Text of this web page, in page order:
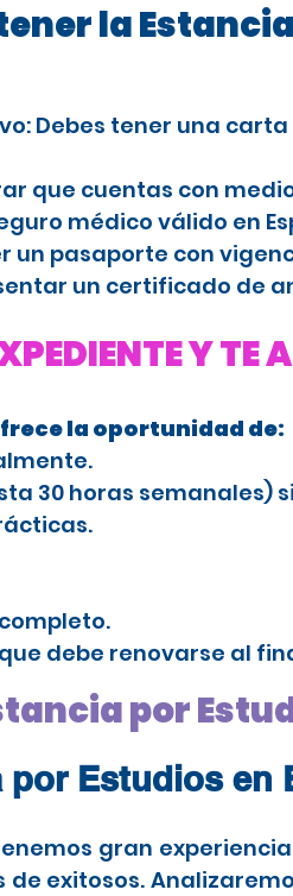
la
Debes tener una
que cuentas con
médico válido en
un pasaporte con
un certificado de
Y
la oportunidad de:
30 horas semanales)
debe renovarse al
por
Estudios en
gran
de exitosos.